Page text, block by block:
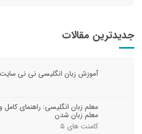
جدیدترین مقالات
آموزش زبان انگلیسی نی نی سایت
معلم زبان انگلیسی: راهنمای کامل
معلم زبان شدن
کامنت های ۵